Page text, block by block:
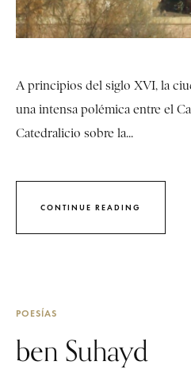
A principios del siglo XVI, la
una intensa polémica entre el
Catedralicio sobre la...
CONTINUE READING
POESÍAS
ben Suhayd